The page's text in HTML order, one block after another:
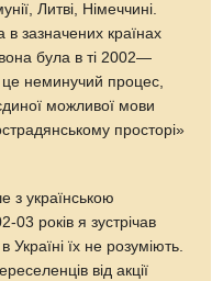
Литві, Німеччині.
в зазначених країнах
була в ті 2002—
це неминучий процес,
можливої мови
просторі»
з українською
років я зустрічав
їх не розуміють.
від акції